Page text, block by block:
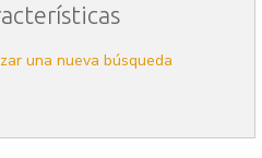
una nueva búsqueda